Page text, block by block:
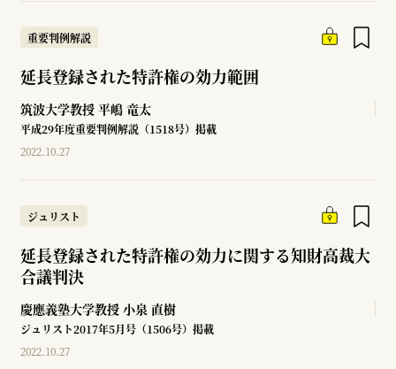
重要判例解説
延長登録された特許権の効力範囲
筑波大学教授 平嶋 竜太
平成29年度重要判例解説（1518号）掲載
2022.10.27
ジュリスト
延長登録された特許権の効力に関する知財高裁大
合議判決
慶應義塾大学教授 小泉 直樹
ジュリスト2017年5月号（1506号）掲載
2022.10.27